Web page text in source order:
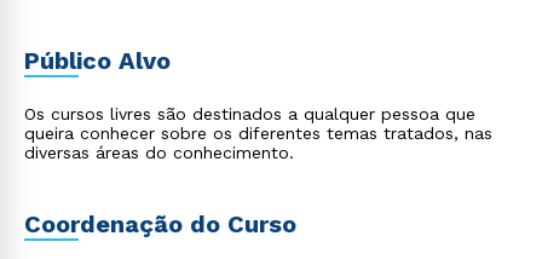
Público Alvo
Os cursos livres são destinados a qualquer pessoa que
queira conhecer sobre os diferentes temas tratados, nas
diversas áreas do conhecimento.
Coordenação do Curso